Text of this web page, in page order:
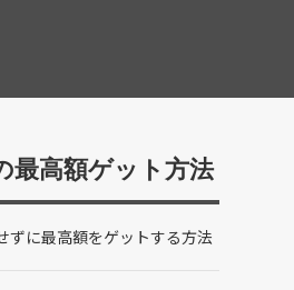
最高額ゲット方法
ずに最高額をゲットする方法